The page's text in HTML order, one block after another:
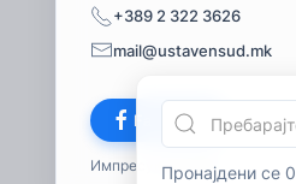
Пронајдени се 0
+389 2 322 3626
mail@ustavensud.mk
Facebook
Импресум© 2026